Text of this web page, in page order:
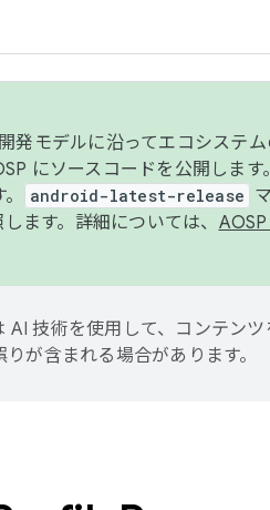
発モデルに沿ってエコシステ
にソースコードを公開します
android-latest-release
ます。詳細については、
AI 技術を使用して、コンテンツ
が含まれる場合があります。